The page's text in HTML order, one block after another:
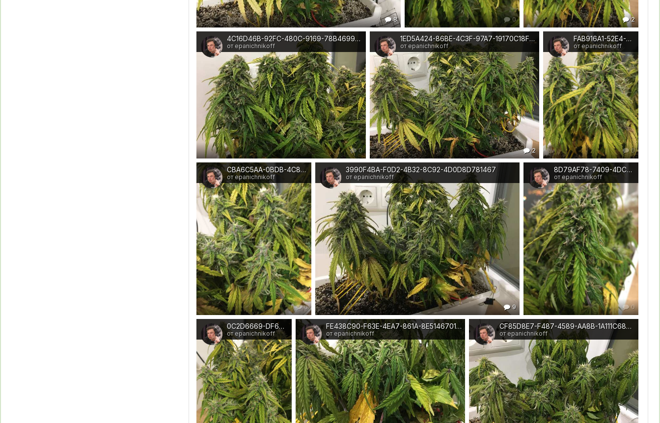
8 0 2
4C16D46B-92FC-480C-9169-78B469931A2F
от epanichnikoff
0
1ED5A424-86BE-4C3F-97A7-19170C18F61E
от epanichnikoff
2
FAB916A1-52E4-412F-9834-DD5BE5B9E6FF
от epanichnikoff
0
CBA6C5AA-0BDB-4C89-AB88-9122E7382CDB
от epanichnikoff
0
3990F4BA-F0D2-4B32-8C92-4D0D8D781467
от epanichnikoff
9
8D79AF78-7409-4DC9-842D-27EB867F3BC6
от epanichnikoff
0
0C2D6669-DF6A-4A27-B625-A21E2EECAB28
от epanichnikoff
FE438C90-F63E-4EA7-861A-8E51467011BB
от epanichnikoff
CF85D8E7-F487-4589-AA8B-1A111C685871
от epanichnikoff